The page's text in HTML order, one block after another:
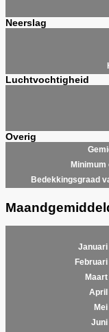
Neerslag
Luchtvochtigheid
Overig
Minimum
Bedekkingsgraad
Januari
Februari
Maart
April
Mei
Juni